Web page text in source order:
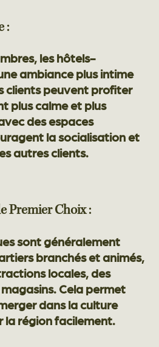
:
les hôtels-
ambiance plus intime
clients peuvent profiter
plus calme et plus
des espaces
la socialisation et
autres clients.
Premier Choix :
sont généralement
branchés et animés,
locales, des
Cela permet
dans la culture
la région facilement.